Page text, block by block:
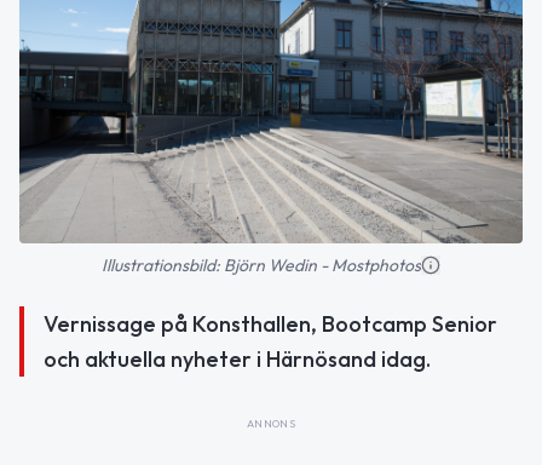
Illustrationsbild: Björn Wedin - Mostphotos
Vernissage på Konsthallen, Bootcamp Senior
och aktuella nyheter i Härnösand idag.
ANNONS